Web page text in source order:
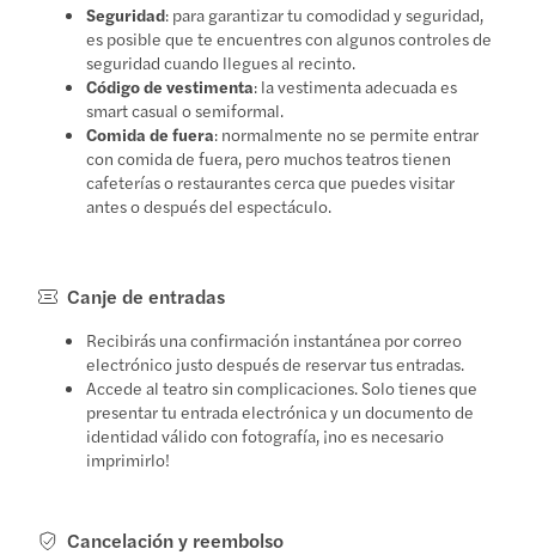
Seguridad: para garantizar tu comodidad y seguridad,
es posible que te encuentres con algunos controles de
seguridad cuando llegues al recinto.
Código de vestimenta: la vestimenta adecuada es
smart casual o semiformal.
Comida de fuera: normalmente no se permite entrar
con comida de fuera, pero muchos teatros tienen
cafeterías o restaurantes cerca que puedes visitar
antes o después del espectáculo.
Canje de entradas
Recibirás una confirmación instantánea por correo
electrónico justo después de reservar tus entradas.
Accede al teatro sin complicaciones. Solo tienes que
presentar tu entrada electrónica y un documento de
identidad válido con fotografía, ¡no es necesario
imprimirlo!
Cancelación y reembolso